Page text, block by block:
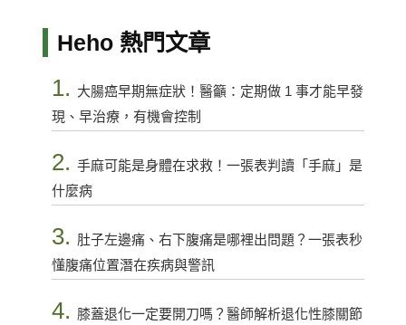
Heho 熱門文章
1. 大腸癌早期無症狀！醫籲：定期做 1 事才能早發
現、早治療，有機會控制
2. 手麻可能是身體在求救！一張表判讀「手麻」是
什麼病
3. 肚子左邊痛、右下腹痛是哪裡出問題？一張表秒
懂腹痛位置潛在疾病與警訊
4. 膝蓋退化一定要開刀嗎？醫師解析退化性膝關節